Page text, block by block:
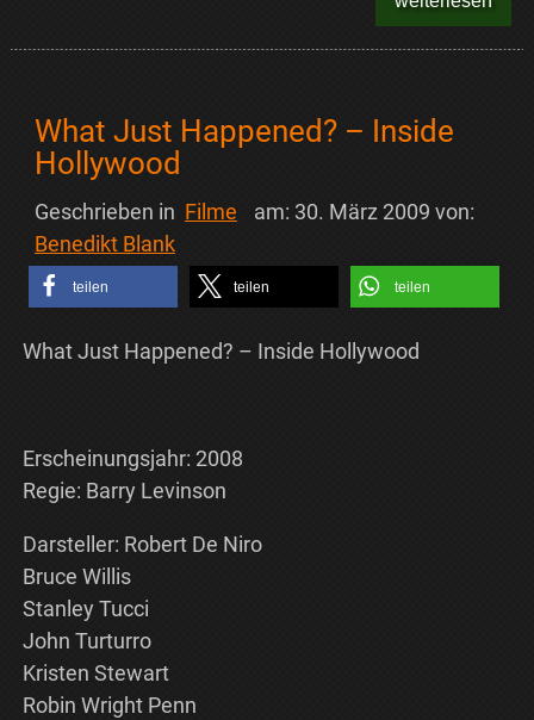
What Just Happened? – Inside
Hollywood
Geschrieben in Filme am: 30. März 2009 von:
Benedikt Blank
teilen teilen teilen
What Just Happened? – Inside Hollywood
Erscheinungsjahr: 2008
Regie: Barry Levinson
Darsteller: Robert De Niro
Bruce Willis
Stanley Tucci
John Turturro
Kristen Stewart
Robin Wright Penn